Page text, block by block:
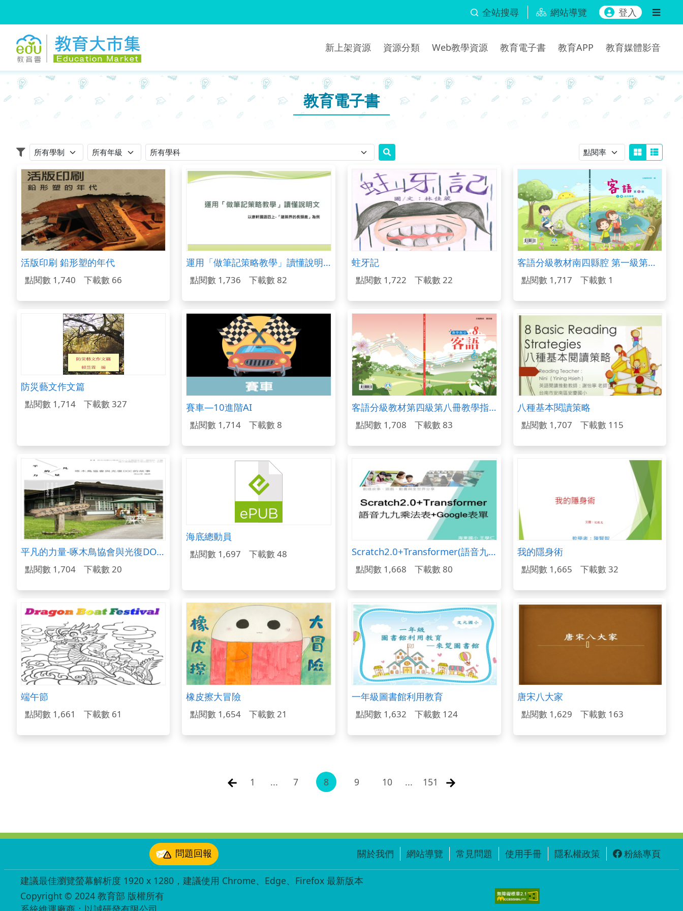
全站搜尋 網站導覽 登入
新上架資源 資源分類 Web教學資源 教育電子書 教育APP 教育媒體影音
教育電子書
適用學制 適用年級 適用學科
活版印刷 鉛形塑的年代
點閱數 1,740 下載數 66
運用「做筆記策略教學」讀懂說明文-以康軒國語四上-「建築界的長頸鹿」為例
點閱數 1,736 下載數 82
蛀牙記
點閱數 1,722 下載數 22
客語分級教材南四縣腔 第一級第一冊（下冊）
點閱數 1,717 下載數 1
防災藝文作文篇
點閱數 1,714 下載數 327 賽車—10進階AI
點閱數 1,714 下載數 8
客語分級教材第四級第八冊教學指引
點閱數 1,708 下載數 83
八種基本閱讀策略
點閱數 1,707 下載數 115
平凡的力量-啄木鳥協會與光復DOC的故事
點閱數 1,704 下載數 20
海底總動員
點閱數 1,697 下載數 48 Scratch2.0+Transformer(語音九九乘法表+Google表單)
點閱數 1,668 下載數 80
我的隱身術
點閱數 1,665 下載數 32
端午節
點閱數 1,661 下載數 61
橡皮擦大冒險
點閱數 1,654 下載數 21
一年級圖書館利用教育
點閱數 1,632 下載數 124
唐宋八大家
點閱數 1,629 下載數 163
1 ... 7 8 9 10 ... 151
問題回報 關於我們 網站導覽 常見問題 使用手冊 隱私權政策 粉絲專頁
建議最佳瀏覽螢幕解析度 1920 x 1280，建議使用 Chrome、Edge、Firefox 最新版本
Copyright © 2024 教育部 版權所有